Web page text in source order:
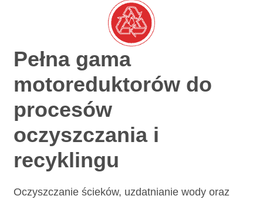
Pełna gama
motoreduktorów do
procesów
oczyszczania i
recyklingu
Oczyszczanie ścieków, uzdatnianie wody oraz